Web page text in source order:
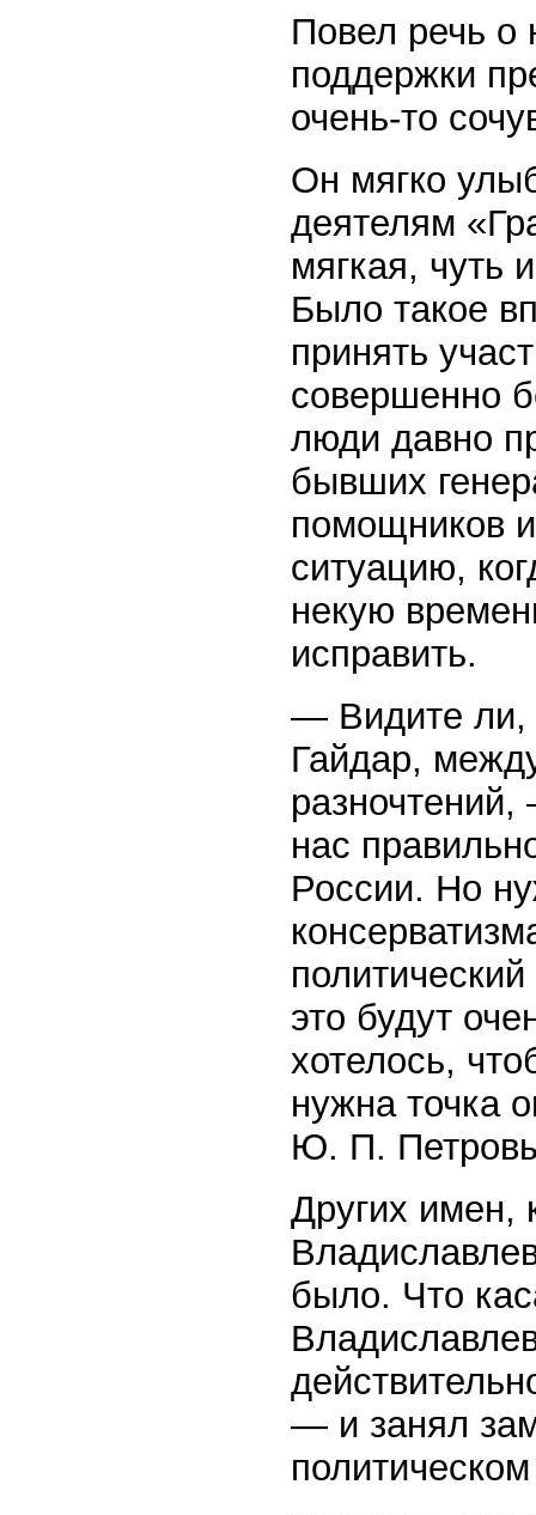
Повел речь о
поддержки
очень-то
Он мягко
деятелям
мягкая, чуть
Было такое
принять
совершенно
люди давно
бывших
помощников
ситуацию,
некую
исправить.
— Видите ли,
Гайдар,
нас
России. Но
это будут
хотелось,
нужна точка
Ю. П.
Других имен,
было. Что
— и занял